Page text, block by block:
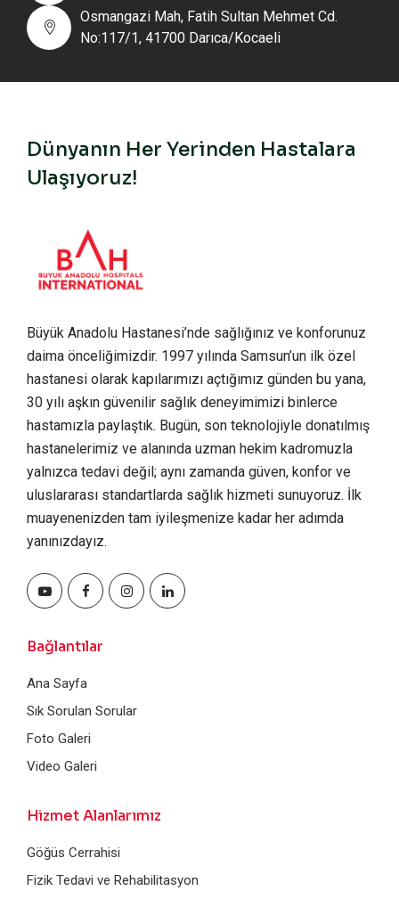
Osmangazi Mah, Fatih Sultan Mehmet Cd.
No:117/1, 41700 Darıca/Kocaeli
Dünyanın Her Yerinden Hastalara
Ulaşıyoruz!
Büyük Anadolu Hastanesi’nde sağlığınız ve konforunuz
daima önceliğimizdir. 1997 yılında Samsun’un ilk özel
hastanesi olarak kapılarımızı açtığımız günden bu yana,
30 yılı aşkın güvenilir sağlık deneyimimizi binlerce
hastamızla paylaştık. Bugün, son teknolojiyle donatılmış
hastanelerimiz ve alanında uzman hekim kadromuzla
yalnızca tedavi değil; aynı zamanda güven, konfor ve
uluslararası standartlarda sağlık hizmeti sunuyoruz. İlk
muayenenizden tam iyileşmenize kadar her adımda
yanınızdayız.
Bağlantılar
Ana Sayfa
Sık Sorulan Sorular
Foto Galeri
Video Galeri
Hizmet Alanlarımız
Göğüs Cerrahisi
Fizik Tedavi ve Rehabilitasyon